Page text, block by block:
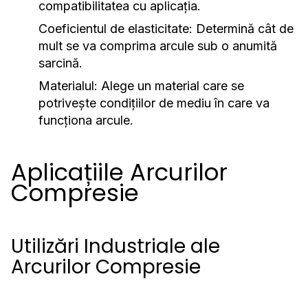
compatibilitatea cu aplicația.
Coeficientul de elasticitate: Determină cât de
mult se va comprima arcule sub o anumită
sarcină.
Materialul: Alege un material care se
potrivește condițiilor de mediu în care va
funcționa arcule.
Aplicațiile Arcurilor
Compresie
Utilizări Industriale ale
Arcurilor Compresie